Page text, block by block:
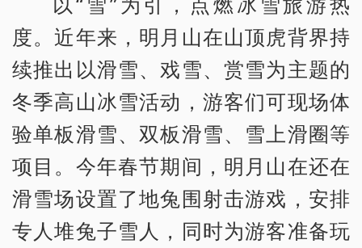
度。近年来，明月山在山顶虎背界持
续推出以滑雪、戏雪、赏雪为主题的
冬季高山冰雪活动，游客们可现场体
验单板滑雪、双板滑雪、雪上滑圈等
项目。今年春节期间，明月山在还在
滑雪场设置了地兔围射击游戏，安排
专人堆兔子雪人，同时为游客准备玩